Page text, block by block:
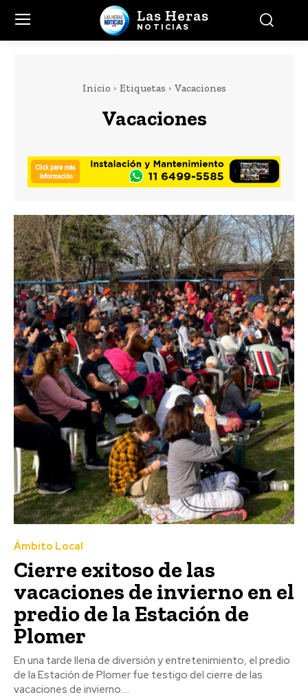
Las Heras
NOTICIAS
Inicio Etiquetas Vacaciones
Vacaciones
Ámbito Local
Cierre exitoso de las
vacaciones de invierno en el
predio de la Estación de
Plomer
En una tarde llena de diversión y entretenimiento, el predio
de la Estación de Plomer fue testigo del cierre de las
vacaciones de invierno....